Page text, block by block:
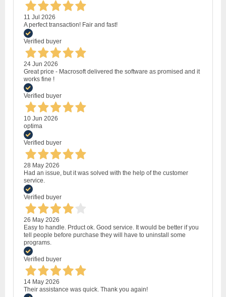
11 Jul 2026
A perfect transaction! Fair and fast!
Verified buyer
24 Jun 2026
Great price - Macrosoft delivered the software as promised and it
works fine !
Verified buyer
10 Jun 2026
optima
Verified buyer
28 May 2026
Had an issue, but it was solved with the help of the customer
service.
Verified buyer
26 May 2026
Easy to handle. Prduct ok. Good service. It would be better if you
tell people before purchase they will have to uninstall some
programs.
Verified buyer
14 May 2026
Their assistance was quick. Thank you again!